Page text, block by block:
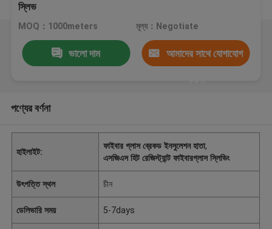
স্লিভ
MOQ：1000meters মূল্য：Negotiate
ভালো দাম আমাদের সাথে যোগাযোগ
পণ্যের বর্ণনা
হাইলাইট:
ফাইবার গ্লাস ব্রেকড ইনসুলেশন হাতা,
এসজিএস হিট রেজিস্ট্যান্ট ফাইবারগ্লাস স্লিভিং
উৎপত্তি স্থল চীন
ডেলিভারি সময় 5-7days